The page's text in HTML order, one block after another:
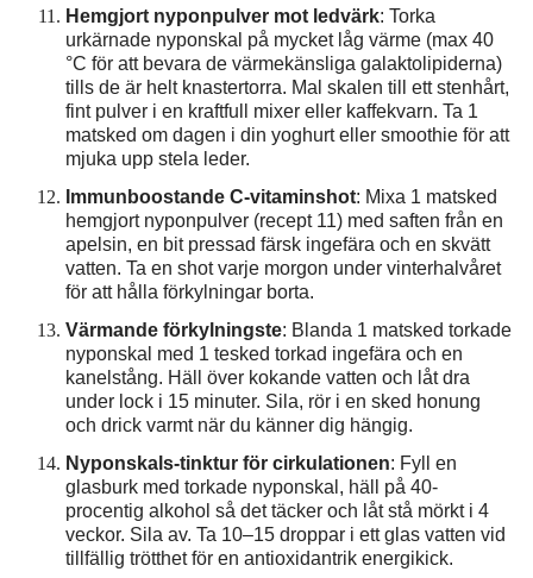
Hemgjort nyponpulver mot ledvärk: Torka
urkärnade nyponskal på mycket låg värme (max 40
°C för att bevara de värmekänsliga galaktolipiderna)
tills de är helt knastertorra. Mal skalen till ett stenhårt,
fint pulver i en kraftfull mixer eller kaffekvarn. Ta 1
matsked om dagen i din yoghurt eller smoothie för att
mjuka upp stela leder.
Immunboostande C-vitaminshot: Mixa 1 matsked
hemgjort nyponpulver (recept 11) med saften från en
apelsin, en bit pressad färsk ingefära och en skvätt
vatten. Ta en shot varje morgon under vinterhalvåret
för att hålla förkylningar borta.
Värmande förkylningste: Blanda 1 matsked torkade
nyponskal med 1 tesked torkad ingefära och en
kanelstång. Häll över kokande vatten och låt dra
under lock i 15 minuter. Sila, rör i en sked honung
och drick varmt när du känner dig hängig.
Nyponskals-tinktur för cirkulationen: Fyll en
glasburk med torkade nyponskal, häll på 40-
procentig alkohol så det täcker och låt stå mörkt i 4
veckor. Sila av. Ta 10–15 droppar i ett glas vatten vid
tillfällig trötthet för en antioxidantrik energikick.